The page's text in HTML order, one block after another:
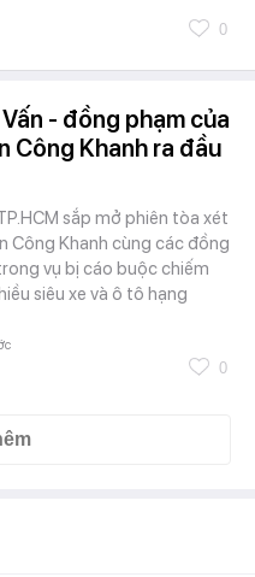
0
- đồng phạm của
Công Khanh ra đầu
sắp mở phiên tòa xét
Công Khanh cùng các đồng
vụ bị cáo buộc chiếm
siêu xe và ô tô hạng
0